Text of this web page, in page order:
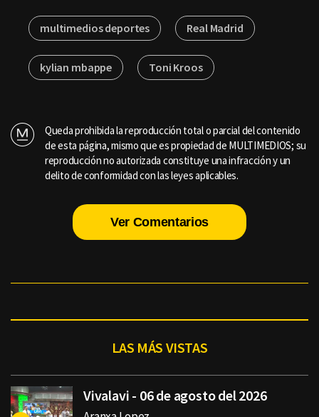
multimedios deportes Real Madrid
kylian mbappe Toni Kroos
Queda prohibida la reproducción total o parcial del contenido
de esta página, mismo que es propiedad de MULTIMEDIOS; su
reproducción no autorizada constituye una infracción y un
delito de conformidad con las leyes aplicables.
Ver Comentarios
LAS MÁS VISTAS
Vivalavi - 06 de agosto del 2026